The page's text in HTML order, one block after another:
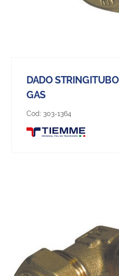
DADO
GAS
Cod: 303-1364